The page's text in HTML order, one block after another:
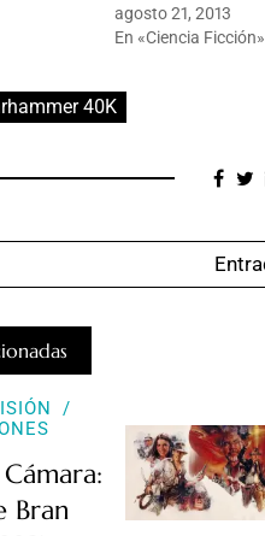
agosto 21, 2013
En «Ciencia Ficción»
40K
Bran